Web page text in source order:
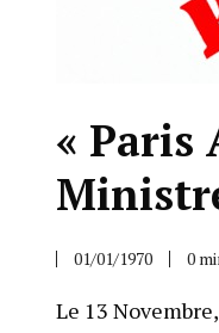
« Paris
01/01/1970 0
Le 13